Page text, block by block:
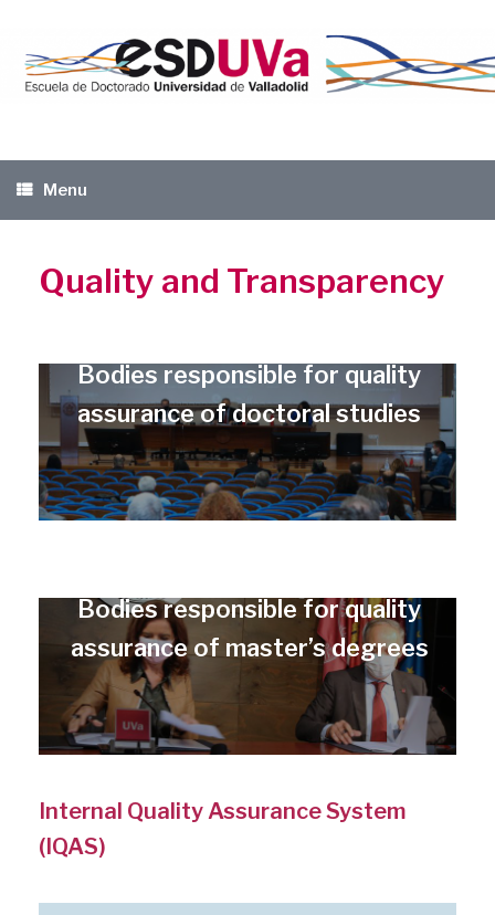
content
Menu
Quality and Transparency
Bodies responsible for quality
assurance of doctoral studies
Bodies responsible for quality
assurance of master’s degrees
Internal Quality Assurance System
(IQAS)